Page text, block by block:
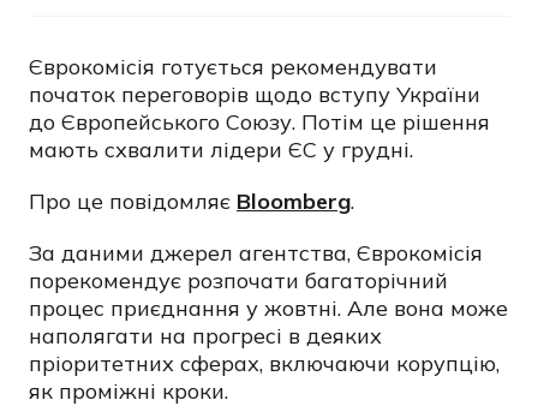
Єврокомісія готується рекомендувати
початок переговорів щодо вступу України
до Європейського Союзу. Потім це рішення
мають схвалити лідери ЄС у грудні.
Про це повідомляє Bloomberg.
За даними джерел агентства, Єврокомісія
порекомендує розпочати багаторічний
процес приєднання у жовтні. Але вона може
наполягати на прогресі в деяких
пріоритетних сферах, включаючи корупцію,
як проміжні кроки.